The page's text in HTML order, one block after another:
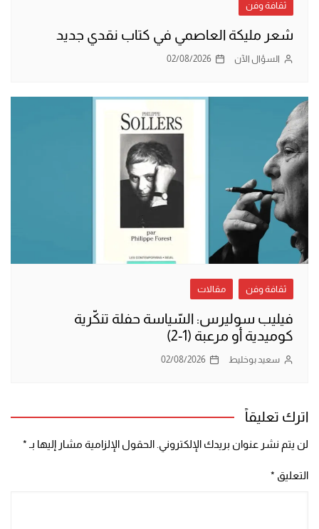
ثقافة وفن
شعر مليكة العاصمي في كتاب نقدي جديد
السؤال الآن 02/08/2026
ثقافة وفن مقالات
فيليب سوليرس: السّياسة حفلة تنكّرية
كوميدية أو مرعبة (1-2)
سعيد بوخليط 02/08/2026
اترك تعليقاً
لن يتم نشر عنوان بريدك الإلكتروني.الحقول الإلزامية مشار إليها بـ *
التعليق *